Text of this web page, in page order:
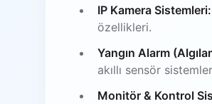
IP Kamera Sistemleri:
özellikleri.
Yangın Alarm
akıllı sensör
Monitör & Kontrol